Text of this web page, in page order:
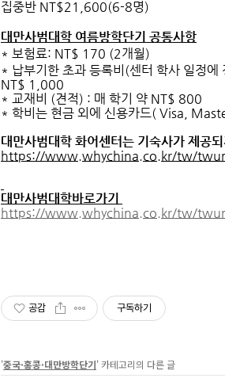
집중반 NT$21,600(6-8명)
대만사범대학 여름방학단기 공통사항
* 보험료: NT$ 170 (2개월)
* 납부기한 초과 등록비(센터 학사 일정에
NT$ 1,000
* 교재비 (견적) : 매 학기 약 NT$ 800
* 학비는 현금 외에 신용카드( Visa,
대만사범대학 화어센터는 기숙사가 제공
https://www.whychina.co.kr/tw/
대만사범대학바로가기
https://www.whychina.co.kr/tw/
공감 구독하기
'중국·홍콩·대만방학단기' 카테고리의 다른 글